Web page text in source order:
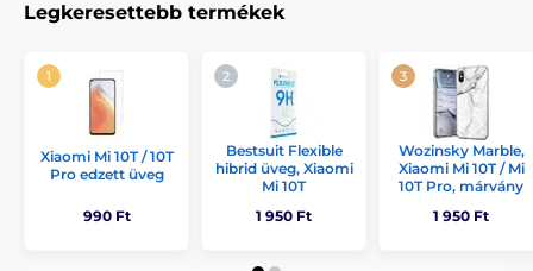
Legkeresettebb termékek
Xiaomi Mi 10T / 10T
Pro edzett üveg
990 Ft
Bestsuit Flexible
hibrid üveg, Xiaomi
Mi 10T
1 950 Ft
Wozinsky Marble,
Xiaomi Mi 10T / Mi
10T Pro, márvány
1 950 Ft